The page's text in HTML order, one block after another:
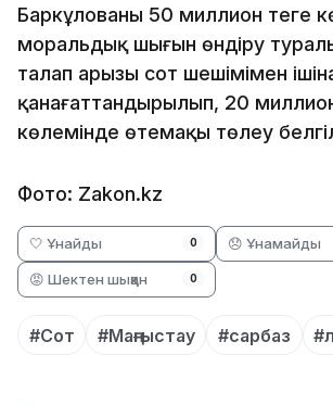
Баркұлованың 50 миллион теңге
моральдық шығын өндіру
талап арызы сот шешімімен
қанағаттандырылып, 20 миллион
көлемінде өтемақы төлеу
Фото: Zakon.kz
🤍 Ұнайды 0 😞 Ұнамайды
😡 Шектен шыққан 0
#Сот #Маңғыстау #сарбаз